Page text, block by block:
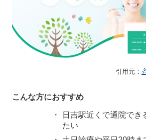
引用元：
こんな方におすすめ
日吉駅近くで通院でき
たい